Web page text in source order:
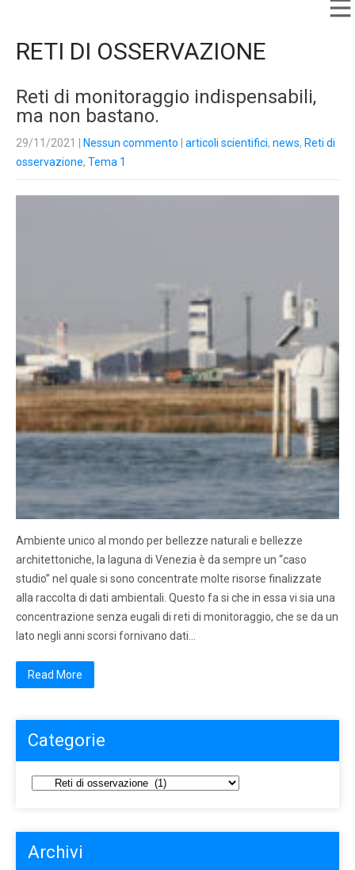
RETI DI OSSERVAZIONE
Reti di monitoraggio indispensabili,
ma non bastano.
29/11/2021 Nessun commento articoli scientifici, news, Reti di
osservazione, Tema 1
Ambiente unico al mondo per bellezze naturali e bellezze
architettoniche, la laguna di Venezia è da sempre un “caso
studio” nel quale si sono concentrate molte risorse finalizzate
alla raccolta di dati ambientali. Questo fa si che in essa vi sia una
concentrazione senza eugali di reti di monitoraggio, che se da un
lato negli anni scorsi fornivano dati…
Read More
Categorie
Archivi